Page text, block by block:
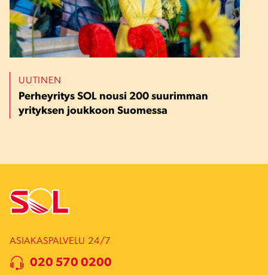
UUTINEN
Perheyritys SOL nousi 200 suurimman
yrityksen joukkoon Suomessa
ASIAKASPALVELU 24/7
020 570 0200